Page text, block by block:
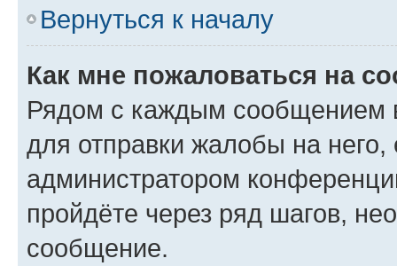
Вернуться к началу
Как мне пожаловаться на
Рядом с каждым сообщением
для отправки жалобы на
администратором
пройдёте через ряд шагов,
сообщение.